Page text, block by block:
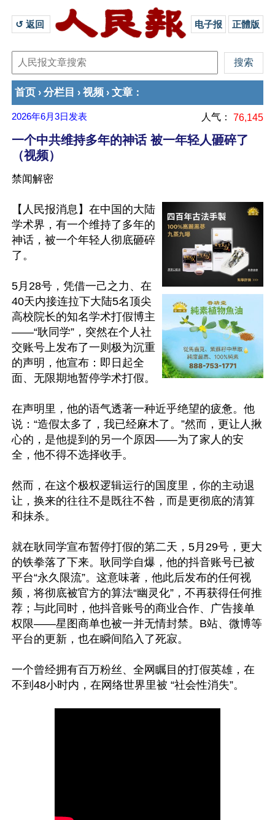
↺ 返回 电子报 正體版
首页 › 分栏目 › 视频 › 文章 ：
2026年6月3日 发表 人气： 76,145
一个中共维持多年的神话 被一年轻人砸碎了
（视频）
禁闻解密
【人民报消息】在中国的大陆
学术界，有一个维持了多年的
神话，被一个年轻人彻底砸碎
了。
5月28号，凭借一己之力、在
40天内接连拉下大陆5名顶尖
高校院长的知名学术打假博主
——“耿同学”，突然在个人社
交账号上发布了一则极为沉重
的声明，他宣布：即日起全
面、无限期地暂停学术打假。
在声明里，他的语气透著一种近乎绝望的疲惫。他
说：“造假太多了，我已经麻木了。”然而，更让人揪
心的，是他提到的另一个原因——为了家人的安
全，他不得不选择收手。
然而，在这个极权逻辑运行的国度里，你的主动退
让，换来的往往不是既往不咎，而是更彻底的清算
和抹杀。
就在耿同学宣布暂停打假的第二天，5月29号，更大
的铁拳落了下来。耿同学自爆，他的抖音账号已被
平台“永久限流”。这意味著，他此后发布的任何视
频，将彻底被官方的算法“幽灵化”，不再获得任何推
荐；与此同时，他抖音账号的商业合作、广告接单
权限——星图商单也被一并无情封禁。B站、微博等
平台的更新，也在瞬间陷入了死寂。
一个曾经拥有百万粉丝、全网瞩目的打假英雄，在